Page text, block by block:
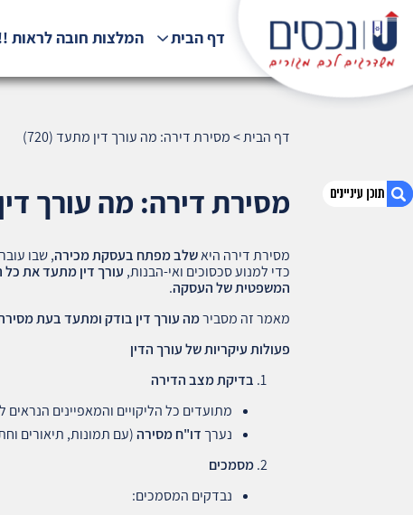
דף הבית המלצות חובה לראות
דף הבית>מסירת דירה: מה עורך דין מתעד (720)
מסירת דירה: מה עורך דין
מסירת דירה היאשלב מפתח בעסקת מכירה, שבו
כדי למנוע סכסוכים ואי-הבנות, עורך דין מתעד את
המשפטית של העסקה.
מאמר זה מסבירמה עורך דין בודק ומתעד בעת
פעולות עיקריות של עורך הדין
בדיקת מצב הדירה
מתועדים כל הליקויים והמאפיינים הנראים
נערךדו"ח מסירה(עם תמונות, תיאורים
מסמכים
נבדקים המסמכים: